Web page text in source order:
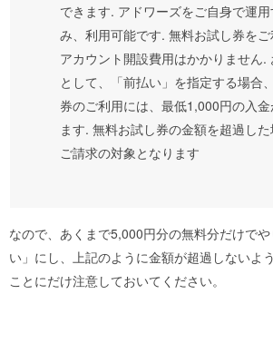
できます. アドワーズをご自身で運
み、利用可能です. 無料お試し券をご
アカウント開設費用はかかりません.
として、「前払い」を指定する場合
券のご利用には、最低1,000円の入金
ます. 無料お試し券の金額を超過し
ご請求の対象となります
なので、あくまで5,000円分の無料分だけで
い」にし、上記のように金額が超過しないよ
ことにだけ注意しておいてください。